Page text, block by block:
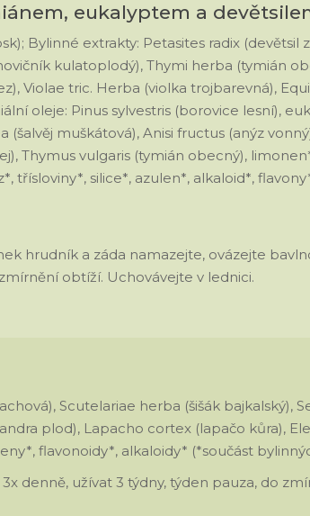
eukalyptem a
Bylinné extrakty: Petasites radix (devětsil
kulatoplodý), Thymi herba (tymián
Violae tric. Herba (violka trojbarevná),
oleje: Pinus sylvestris (borovice lesní),
muškátová), Anisi fructus (anýz
Thymus vulgaris (tymián obecný),
třísloviny*, silice*, azulen*, alkaloid*,
hrudník a záda namazejte, ovázejte
obtíží. Uchovávejte v lednici.
Scutelariae herba (šišák bajkalský),
plod), Lapacho cortex (lapačo kůra),
flavonoidy*, alkaloidy* (*součást
denně, užívat 3 týdny, týden pauza, do